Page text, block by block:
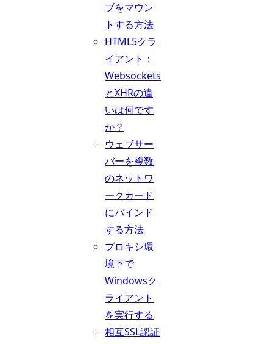
ブをマウン
トする方法
HTML5クラ
イアント：
Websockets
とXHRの違
いは何です
か？
ウェブサー
バーを複数
のネットワ
ークカード
にバインド
する方法
プロキシ環
境下で
Windowsク
ライアント
を実行する
相互SSL認証